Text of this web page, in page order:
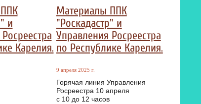
и
Карелия.
Материалы ППК
"Роскадастр" и
Управления Росреестра
по Республике Карелия.
9 апреля 2025 г.
Горячая линия Управления
Росреестра 10 апреля
с 10 до 12 часов